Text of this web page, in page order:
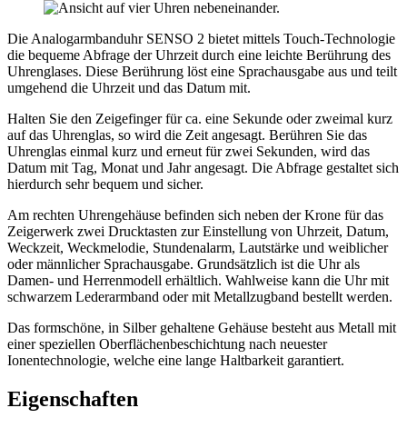
Die Analogarmbanduhr SENSO 2 bietet mittels Touch-Technologie
die bequeme Abfrage der Uhrzeit durch eine leichte Berührung des
Uhrenglases. Diese Berührung löst eine Sprachausgabe aus und teilt
umgehend die Uhrzeit und das Datum mit.
Halten Sie den Zeigefinger für ca. eine Sekunde oder zweimal kurz
auf das Uhrenglas, so wird die Zeit angesagt. Berühren Sie das
Uhrenglas einmal kurz und erneut für zwei Sekunden, wird das
Datum mit Tag, Monat und Jahr angesagt. Die Abfrage gestaltet sich
hierdurch sehr bequem und sicher.
Am rechten Uhrengehäuse befinden sich neben der Krone für das
Zeigerwerk zwei Drucktasten zur Einstellung von Uhrzeit, Datum,
Weckzeit, Weckmelodie, Stundenalarm, Lautstärke und weiblicher
oder männlicher Sprachausgabe. Grundsätzlich ist die Uhr als
Damen- und Herrenmodell erhältlich. Wahlweise kann die Uhr mit
schwarzem Lederarmband oder mit Metallzugband bestellt werden.
Das formschöne, in Silber gehaltene Gehäuse besteht aus Metall mit
einer speziellen Oberflächenbeschichtung nach neuester
Ionentechnologie, welche eine lange Haltbarkeit garantiert.
Eigenschaften